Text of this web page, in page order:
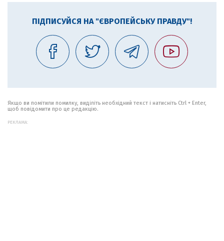
ПІДПИСУЙСЯ НА "ЄВРОПЕЙСЬКУ ПРАВДУ"!
Якщо ви помітили помилку, виділіть необхідний текст і натисніть Ctrl + Enter,
щоб повідомити про це редакцію.
РЕКЛАМА: